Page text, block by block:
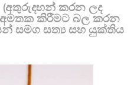
කරන ලද
කිරීමට බල කරන
සමග සත්‍ය සහ යුක්තිය